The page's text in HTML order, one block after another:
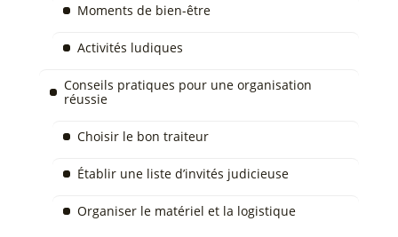
Moments de bien-être
Activités ludiques
Conseils pratiques pour une organisation
réussie
Choisir le bon traiteur
Établir une liste d’invités judicieuse
Organiser le matériel et la logistique